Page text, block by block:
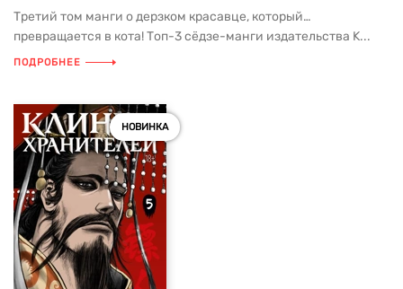
Третий том манги о дерзком красавце, который…
превращается в кота! Топ-3 сёдзе-манги издательства K...
ПОДРОБНЕЕ
НОВИНКА